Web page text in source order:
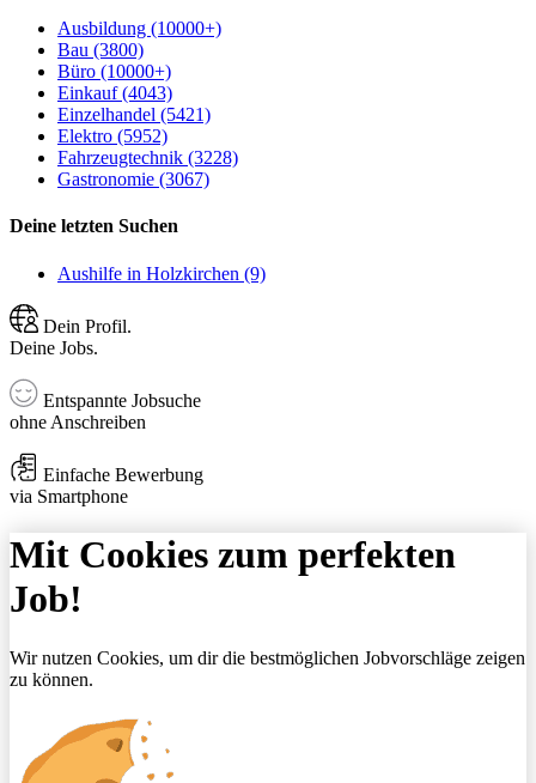
Ausbildung (10000+)
Bau (3800)
Büro (10000+)
Einkauf (4043)
Einzelhandel (5421)
Elektro (5952)
Fahrzeugtechnik (3228)
Gastronomie (3067)
Deine letzten Suchen
Aushilfe in Holzkirchen (9)
Dein Profil.
Deine Jobs.
Entspannte Jobsuche
ohne Anschreiben
Einfache Bewerbung
via Smartphone
Mit Cookies zum perfekten
Job!
Wir nutzen Cookies, um dir die bestmöglichen Jobvorschläge zeigen
zu können.